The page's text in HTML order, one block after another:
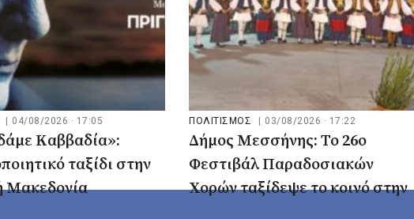
04/08/2026 · 17:05
Καββαδία»:
ταξίδι στην
Μακεδονία
ΠΟΛΙΤΙΣΜΟΣ 03/08/2026 · 17:22
Δήμος Μεσσήνης: Το 26ο
Φεστιβάλ Παραδοσιακών
Χορών ταξίδεψε το κοινό στην